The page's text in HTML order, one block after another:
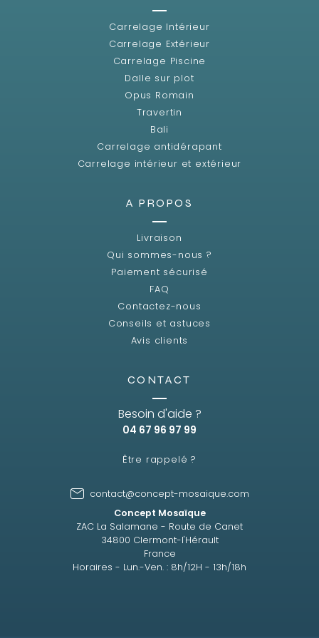
Carrelage Intérieur
Carrelage Extérieur
Carrelage Piscine
Dalle sur plot
Opus Romain
Travertin
Bali
Carrelage antidérapant
Carrelage intérieur et extérieur
A PROPOS
Livraison
Qui sommes-nous ?
Paiement sécurisé
FAQ
Contactez-nous
Conseils et astuces
Avis clients
CONTACT
Besoin d'aide ?
04 67 96 97 99
Être rappelé ?
contact@concept-mosaique.com
Concept Mosaïque
ZAC La Salamane - Route de Canet
34800 Clermont-l'Hérault
France
Horaires - Lun.-Ven. : 8h/12H - 13h/18h